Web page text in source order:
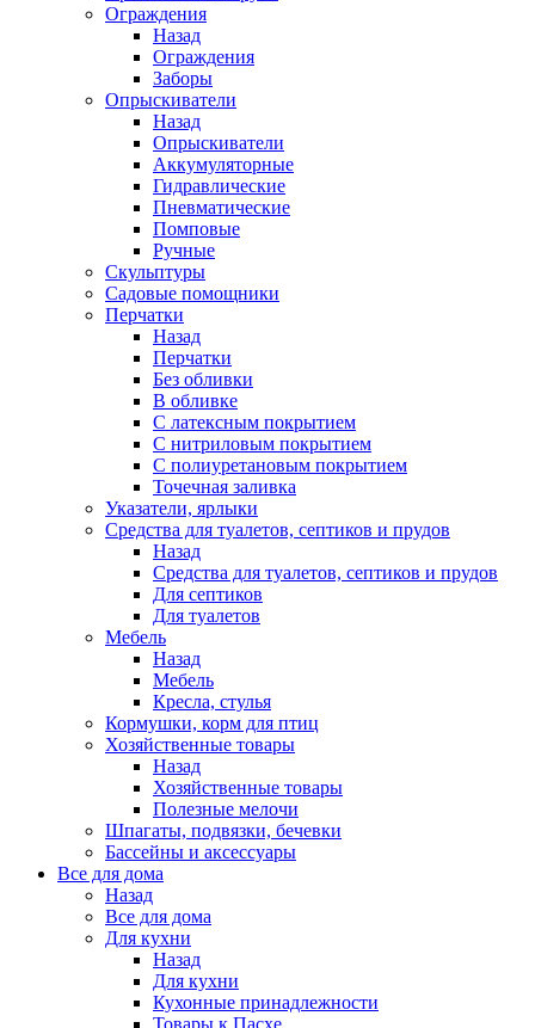
Ограждения
Назад
Ограждения
Заборы
Опрыскиватели
Назад
Опрыскиватели
Аккумуляторные
Гидравлические
Пневматические
Помповые
Ручные
Скульптуры
Садовые помощники
Перчатки
Назад
Перчатки
Без обливки
В обливке
С латексным покрытием
С нитриловым покрытием
С полиуретановым покрытием
Точечная заливка
Указатели, ярлыки
Средства для туалетов, септиков и прудов
Назад
Средства для туалетов, септиков и прудов
Для септиков
Для туалетов
Мебель
Назад
Мебель
Кресла, стулья
Кормушки, корм для птиц
Хозяйственные товары
Назад
Хозяйственные товары
Полезные мелочи
Шпагаты, подвязки, бечевки
Бассейны и аксессуары
Все для дома
Назад
Все для дома
Для кухни
Назад
Для кухни
Кухонные принадлежности
Товары к Пасхе